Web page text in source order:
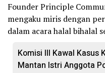
Founder Principle
mengaku miris dengan
dalam acara halal bihalal
Komisi III Kawal Kasus
Mantan Istri Anggota